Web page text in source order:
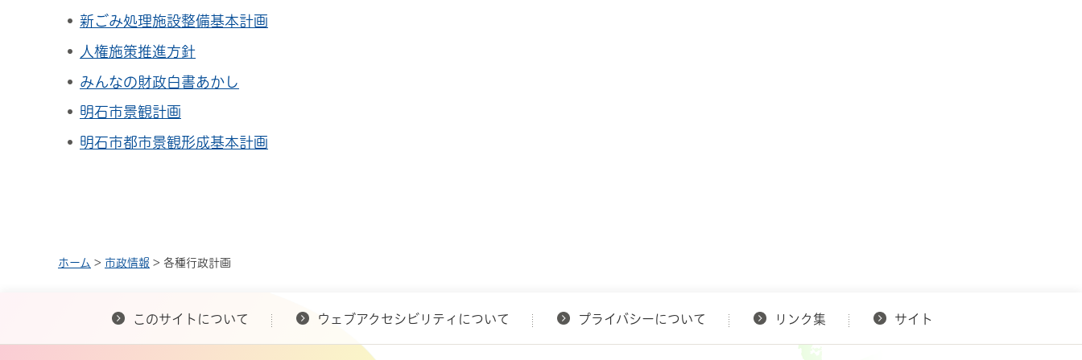
新ごみ処理施設整備基本計画
人権施策推進方針
みんなの財政白書あかし
明石市景観計画
明石市都市景観形成基本計画
ホーム > 市政情報 > 各種行政計画
このサイトについて ウェブアクセシビリティについて プライバシーについて リンク集 サイト